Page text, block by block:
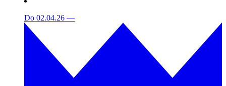
Do 02.04.26 —